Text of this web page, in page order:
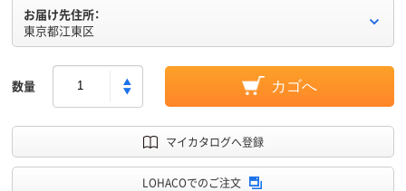
お届け先住所：
東京都江東区
数量 カゴへ
マイカタログへ登録
LOHACOでのご注文